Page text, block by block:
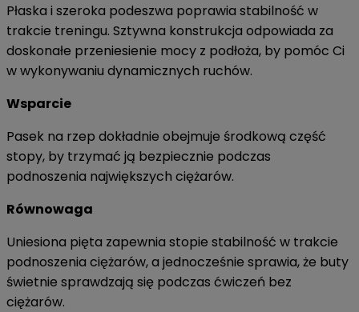
Płaska i szeroka podeszwa poprawia stabilność w
trakcie treningu. Sztywna konstrukcja odpowiada za
doskonałe przeniesienie mocy z podłoża, by pomóc Ci
w wykonywaniu dynamicznych ruchów.
Wsparcie
Pasek na rzep dokładnie obejmuje środkową część
stopy, by trzymać ją bezpiecznie podczas
podnoszenia największych ciężarów.
Równowaga
Uniesiona pięta zapewnia stopie stabilność w trakcie
podnoszenia ciężarów, a jednocześnie sprawia, że buty
świetnie sprawdzają się podczas ćwiczeń bez
ciężarów.